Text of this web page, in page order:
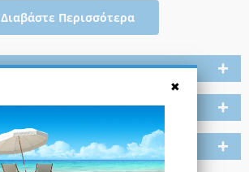
Διαβάστε Περισσότερα